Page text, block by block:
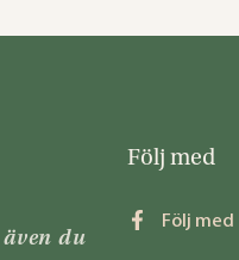
du
Följ med
Följ